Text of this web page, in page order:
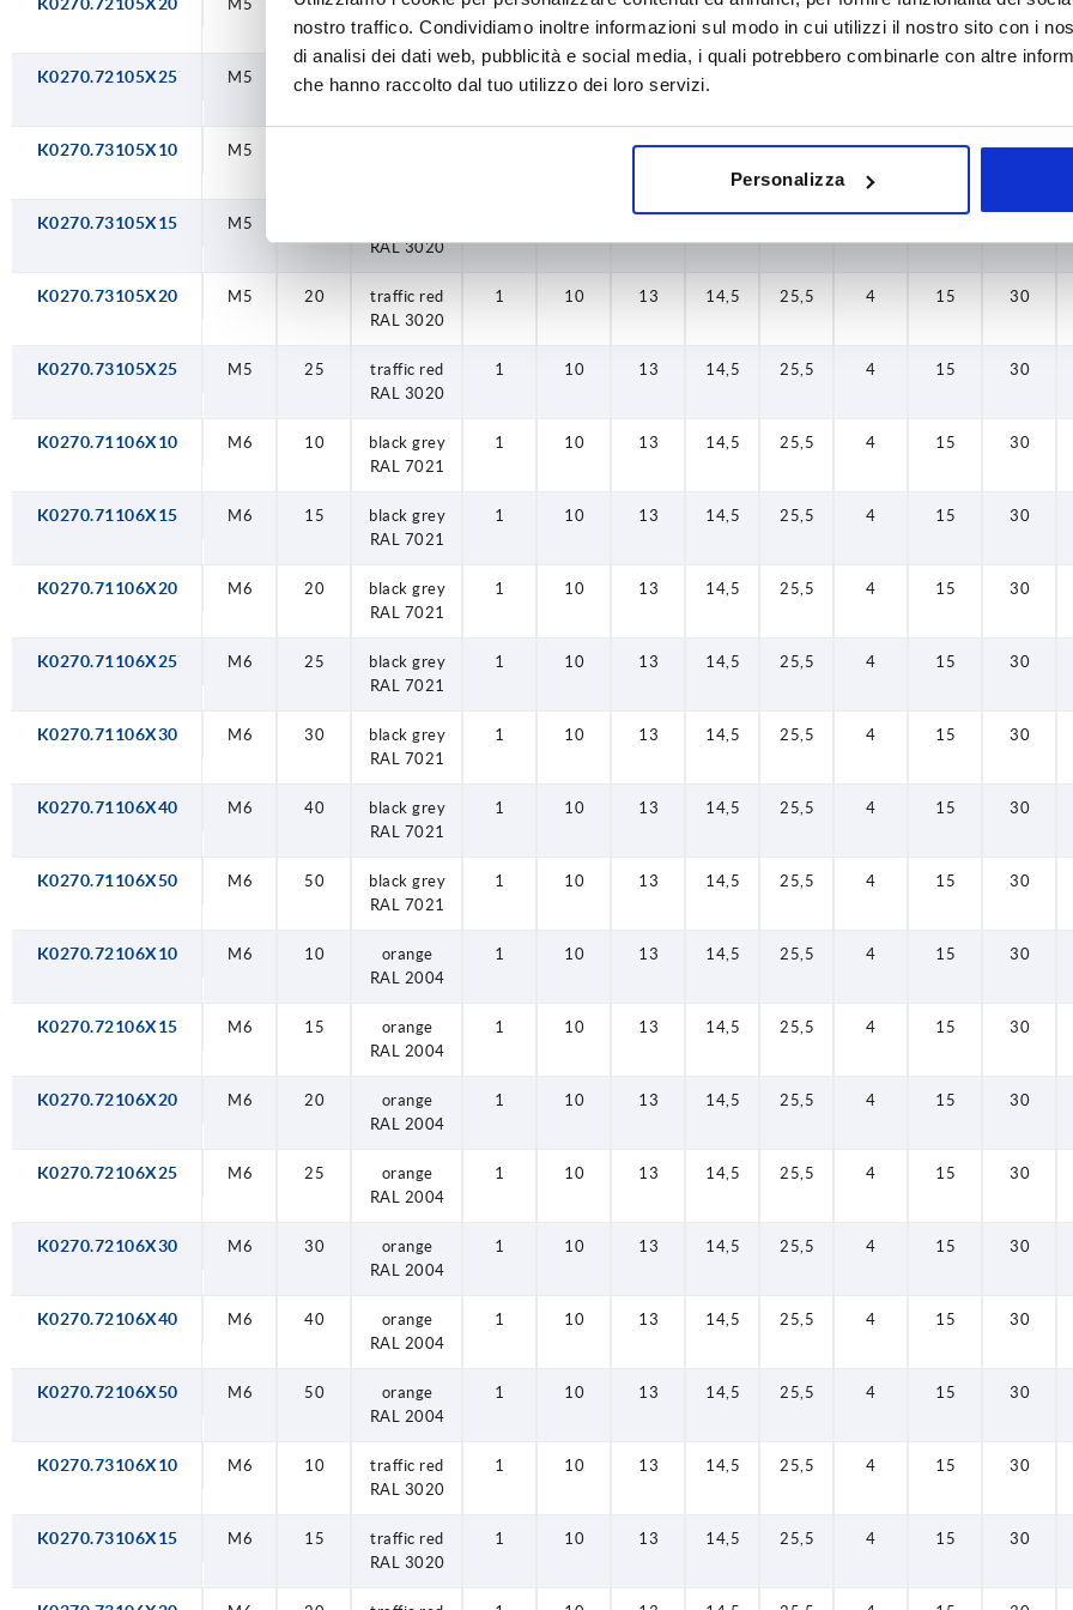
nostro traffico. Condividiamo inoltre informazioni sul modo in cui utilizzi il nostro sito con i
di analisi dei dati web, pubblicità e social media, i quali potrebbero combinarle con altre
che hanno raccolto dal tuo utilizzo dei loro servizi.
Personalizza
K0270.72105X20 M5 20
orange
RAL 2004
1 10 13 14,5 25,5 4 15 30
K0270.72105X25 M5 25
K0270.73105X10 M5 13 14,5 25,5 4 15 30
K0270.73105X15 M5
RAL 3020
K0270.73105X20 M5 20
traffic red
RAL 3020
1 10 13 14,5 25,5 4 15 30
K0270.73105X25 M5 25
traffic red
RAL 3020
1 10 13 14,5 25,5 4 15 30
K0270.71106X10 M6 10
black grey
RAL 7021
1 10 13 14,5 25,5 4 15 30
K0270.71106X15 M6 15
black grey
RAL 7021
1 10 13 14,5 25,5 4 15 30
K0270.71106X20 M6 20
black grey
RAL 7021
1 10 13 14,5 25,5 4 15 30
K0270.71106X25 M6 25
black grey
RAL 7021
1 10 13 14,5 25,5 4 15 30
K0270.71106X30 M6 30
black grey
RAL 7021
1 10 13 14,5 25,5 4 15 30
K0270.71106X40 M6 40
black grey
RAL 7021
1 10 13 14,5 25,5 4 15 30
K0270.71106X50 M6 50
black grey
RAL 7021
1 10 13 14,5 25,5 4 15 30
K0270.72106X10 M6 10
orange
RAL 2004
1 10 13 14,5 25,5 4 15 30
K0270.72106X15 M6 15
orange
RAL 2004
1 10 13 14,5 25,5 4 15 30
K0270.72106X20 M6 20
orange
RAL 2004
1 10 13 14,5 25,5 4 15 30
K0270.72106X25 M6 25
orange
RAL 2004
1 10 13 14,5 25,5 4 15 30
K0270.72106X30 M6 30
orange
RAL 2004
1 10 13 14,5 25,5 4 15 30
K0270.72106X40 M6 40
orange
RAL 2004
1 10 13 14,5 25,5 4 15 30
K0270.72106X50 M6 50
orange
RAL 2004
1 10 13 14,5 25,5 4 15 30
K0270.73106X10 M6 10
traffic red
RAL 3020
1 10 13 14,5 25,5 4 15 30
K0270.73106X15 M6 15
traffic red
RAL 3020
1 10 13 14,5 25,5 4 15 30